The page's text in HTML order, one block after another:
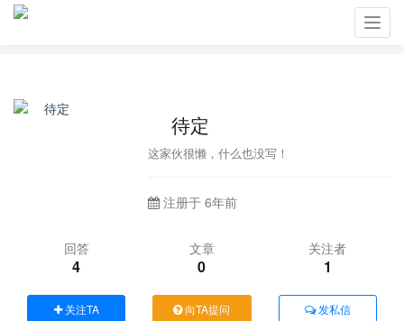
⁡⁢ 待定
这家伙很懒，什么也没写！
注册于 6年前
回答
4
文章
0
关注者
1
关注TA 向TA提问 发私信